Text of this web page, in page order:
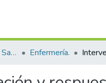
Facultad Ciencias De La Salud. Enfermería.